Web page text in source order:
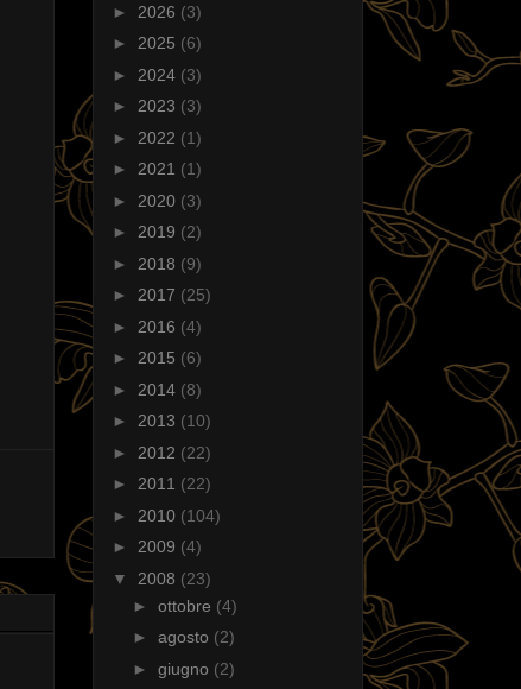
► 2026 (3)
► 2025 (6)
► 2024 (3)
► 2023 (3)
► 2022 (1)
► 2021 (1)
► 2020 (3)
► 2019 (2)
► 2018 (9)
► 2017 (25)
► 2016 (4)
► 2015 (6)
► 2014 (8)
► 2013 (10)
► 2012 (22)
► 2011 (22)
► 2010 (104)
► 2009 (4)
▼ 2008 (23)
► ottobre (4)
► agosto (2)
► giugno (2)